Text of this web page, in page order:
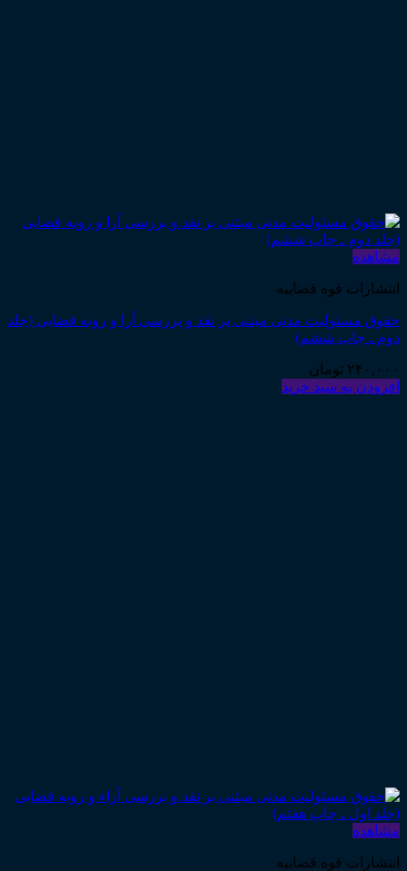
مشاهده
انتشارات قوه قضاییه
حقوق مسئولیت مدنی مبتنی بر نقد و بررسی آرا و رویه قضایی (جلد
دوم ـ چاپ ششم)
۲۴۰,۰۰۰ تومان
افزودن به سبد خرید
مشاهده
انتشارات قوه قضاییه